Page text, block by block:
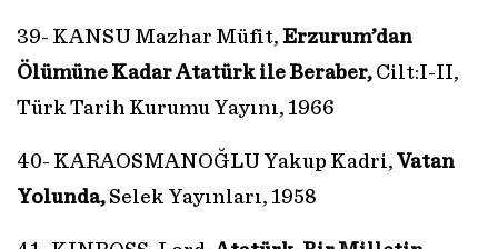
39- KANSU Mazhar Müfit, Erzurum’dan
Ölümüne Kadar Atatürk ile Beraber, Cilt:I-II,
Türk Tarih Kurumu Yayını, 1966
40- KARAOSMANOĞLU Yakup Kadri, Vatan
Yolunda, Selek Yayınları, 1958